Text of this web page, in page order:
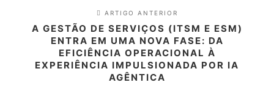
ARTIGO ANTERIOR
A GESTÃO DE SERVIÇOS (ITSM E ESM)
ENTRA EM UMA NOVA FASE: DA
EFICIÊNCIA OPERACIONAL À
EXPERIÊNCIA IMPULSIONADA POR IA
AGÊNTICA